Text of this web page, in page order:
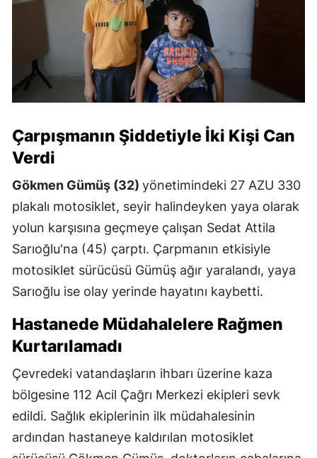
Çarpışmanın Şiddetiyle İki Kişi Can
Verdi
Gökmen Gümüş (32) yönetimindeki 27 AZU 330
plakalı motosiklet, seyir halindeyken yaya olarak
yolun karşısına geçmeye çalışan Sedat Attila
Sarıoğlu'na (45) çarptı. Çarpmanın etkisiyle
motosiklet sürücüsü Gümüş ağır yaralandı, yaya
Sarıoğlu ise olay yerinde hayatını kaybetti.
Hastanede Müdahalelere Rağmen
Kurtarılamadı
Çevredeki vatandaşların ihbarı üzerine kaza
bölgesine 112 Acil Çağrı Merkezi ekipleri sevk
edildi. Sağlık ekiplerinin ilk müdahalesinin
ardından hastaneye kaldırılan motosiklet